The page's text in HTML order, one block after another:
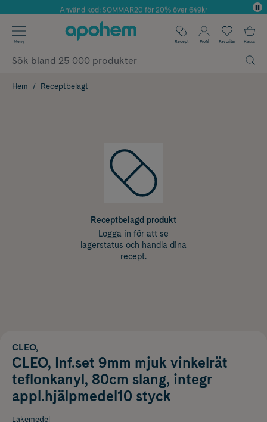
Årets Butik 2025 inom Skönhet
Använd kod: SOMMAR20 för 20% över 649kr
✓ Fri frakt
✓ Poäng på alla köp*
Meny Recept Profil Favoriter Kassa
Hem Receptbelagt
Receptbelagd produkt
Logga in för att se
lagerstatus och handla dina
recept.
CLEO,
CLEO, Inf.set 9mm mjuk vinkelrät
teflonkanyl, 80cm slang, integr
appl.hjälpmedel10 styck
Läkemedel